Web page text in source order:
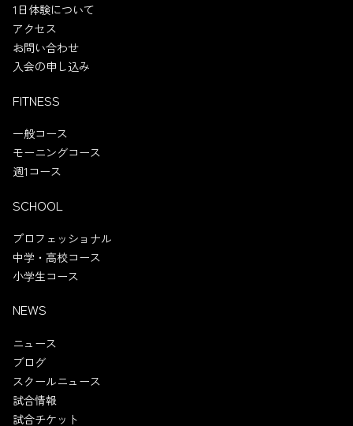
1日体験について
アクセス
お問い合わせ
入会の申し込み
FITNESS
一般コース
モーニングコース
週1コース
SCHOOL
プロフェッショナル
中学・高校コース
小学生コース
NEWS
ニュース
ブログ
スクールニュース
試合情報
試合チケット